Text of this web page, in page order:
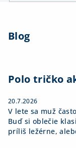
Blog
Polo tričko
20.7.2026
V lete sa muž
Buď si oblečie
príliš ležérne,